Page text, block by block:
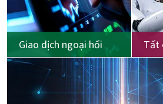
Giao dịch ngoại hối Tất